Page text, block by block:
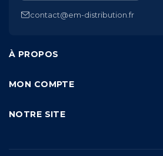
À PROPOS
MON COMPTE
NOTRE SITE
contact@em-distribution.fr